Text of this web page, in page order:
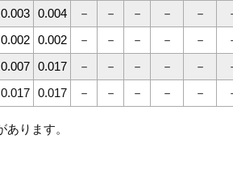
0.003 0.004 － － － － －
0.002 0.002 － － － － －
0.007 0.017 － － － － －
0.017 0.017 － － － － －
ります。